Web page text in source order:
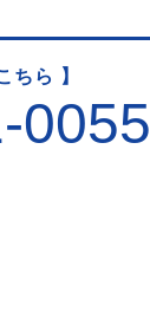
ちら 】
0055